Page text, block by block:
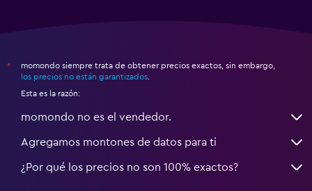
*
momondo siempre trata de obtener precios exactos, sin embargo,
los precios no están garantizados
Esta es la razón:
momondo no es el vendedor.
Agregamos montones de datos para ti
¿Por qué los precios no son 100% exactos?